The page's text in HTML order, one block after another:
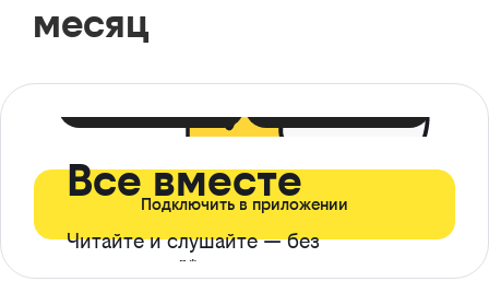
месяц
Все вместе
Читайте и слушайте — без
ограничений*
Подключить в приложении